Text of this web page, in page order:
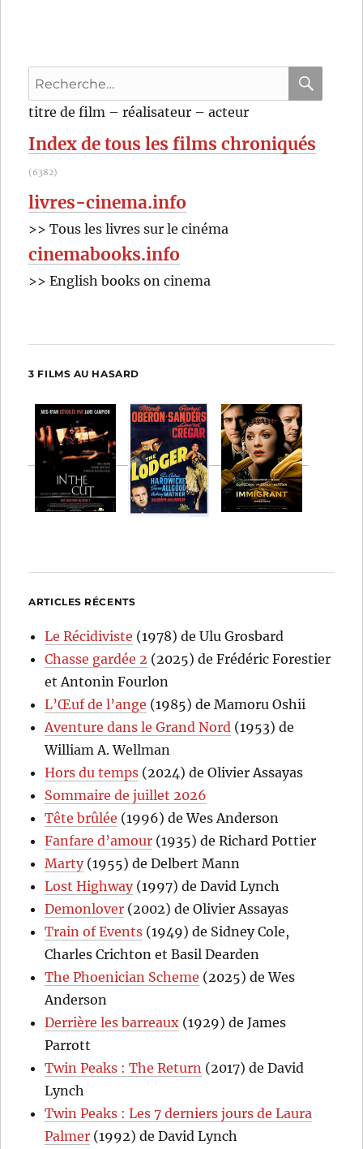
Recherche
pour
:
titre de film – réalisateur – acteur
Index de tous les films chroniqués
(6382)
livres-cinema.info
>> Tous les livres sur le cinéma
cinemabooks.info
>> English books on cinema
3 FILMS AU HASARD
ARTICLES RÉCENTS
Le Récidiviste (1978) de Ulu Grosbard
Chasse gardée 2 (2025) de Frédéric Forestier
et Antonin Fourlon
L’Œuf de l’ange (1985) de Mamoru Oshii
Aventure dans le Grand Nord (1953) de
William A. Wellman
Hors du temps (2024) de Olivier Assayas
Sommaire de juillet 2026
Tête brûlée (1996) de Wes Anderson
Fanfare d’amour (1935) de Richard Pottier
Marty(1955) de Delbert Mann
Lost Highway(1997) de David Lynch
Demonlover (2002) de Olivier Assayas
Train of Events (1949) de Sidney Cole,
Charles Crichton et Basil Dearden
The Phoenician Scheme (2025) de Wes
Anderson
Derrière les barreaux (1929) de James
Parrott
Twin Peaks : The Return (2017) de David
Lynch
Twin Peaks : Les 7 derniers jours de Laura
Palmer (1992) de David Lynch